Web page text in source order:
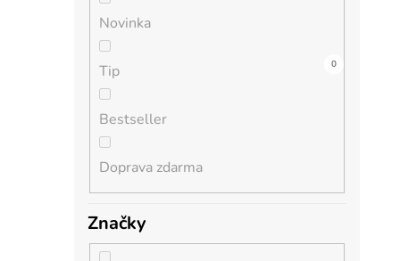
1
Novinka
0
Tip 0
Bestseller
0
Doprava zdarma
0
Značky